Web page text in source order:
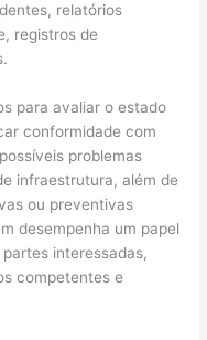
relatórios
registros de
para avaliar o estado
conformidade com
problemas
infraestrutura, além de
ou preventivas
desempenha um papel
interessadas,
competentes e